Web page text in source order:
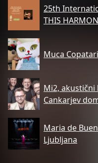
25th
THIS
Muca
Mi2, akustični
Cankarjev
Maria de
Ljubljana